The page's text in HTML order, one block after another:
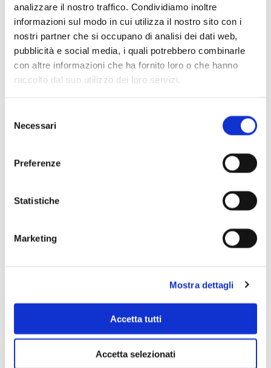
analizzare il nostro traffico. Condividiamo inoltre
informazioni sul modo in cui utilizza il nostro sito con i
nostri partner che si occupano di analisi dei dati web,
pubblicità e social media, i quali potrebbero combinarle
con altre informazioni che ha fornito loro o che hanno
raccolto dal suo utilizzo dei loro servizi.
delNecessari
Preferenze
Statistiche
Marketing
Mostra dettagli
Accetta tutti
Accetta selezionati
Scopri di più
Scopri di più